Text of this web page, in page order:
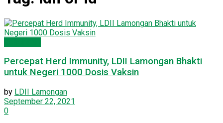
Percepat Herd Immunity, LDII Lamongan Bhakti
untuk Negeri 1000 Dosis Vaksin
by LDII Lamongan
September 22, 2021
0